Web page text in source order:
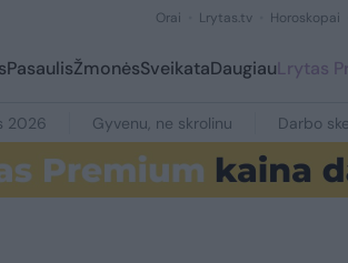
Orai Lrytas.tv Horoskopai
PasaulisŽmonėsSveikataDaugiauLrytas
2026 Gyvenu, ne skrolinu Darbo